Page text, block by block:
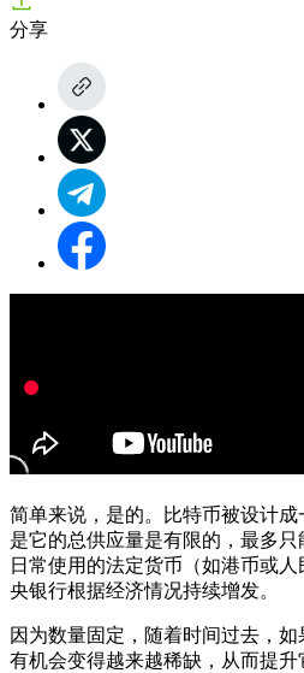
分享
简单来说，是的。比特币被设计
是它的总供应量是有限的，最多只
日常使用的法定货币（如港币或
央银行根据经济情况持续增发。
因为数量固定，随着时间过去，
有机会变得越来越稀缺，从而提